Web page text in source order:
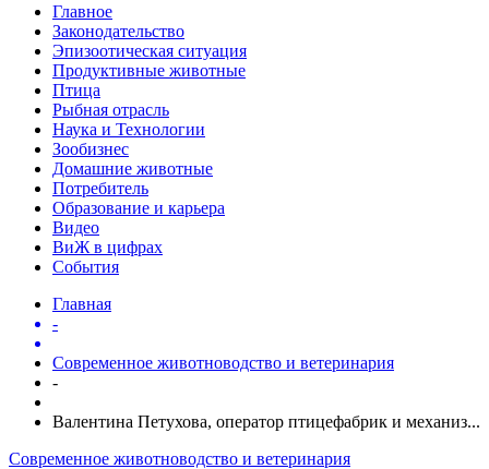
Главное
Законодательство
Эпизоотическая ситуация
Продуктивные животные
Птица
Рыбная отрасль
Наука и Технологии
Зообизнес
Домашние животные
Потребитель
Образование и карьера
Видео
ВиЖ в цифрах
События
Главная
-
Современное животноводство и ветеринария
-
Валентина Петухова, оператор птицефабрик и механиз...
Современное животноводство и ветеринария